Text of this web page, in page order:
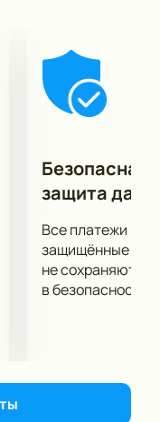
уровнем
слог,
заставят вас
событий,
и эксперты.
о спектакле
мнение!
Безопасная
защита
Все платежи
защищённые
не сохраняются
в безопасности.